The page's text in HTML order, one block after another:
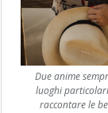
Due anime
luoghi
raccontare le